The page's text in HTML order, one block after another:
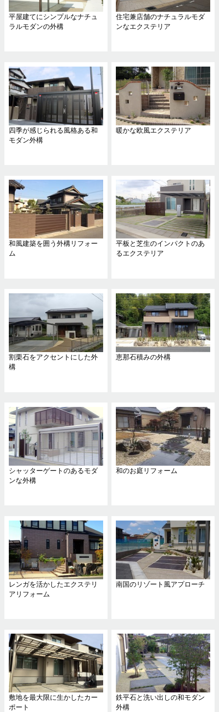
平屋建てにシンプルなナチュ
ラルモダンの外構
住宅兼店舗のナチュラルモダ
ンなエクステリア
四季が感じられる風格ある和
モダン外構
暖かな欧風エクステリア
和風建築を囲う外構リフォー
ム
平板と芝生のインパクトのあ
るエクステリア
割栗石をアクセントにした外
構
恵那石積みの外構
シャッターゲートのあるモダ
ンな外構
和のお庭リフォーム
レンガを活かしたエクステリ
アリフォーム
南国のリゾート風アプローチ
敷地を最大限に生かしたカー
ポート
鉄平石と洗い出しの和モダン
外構